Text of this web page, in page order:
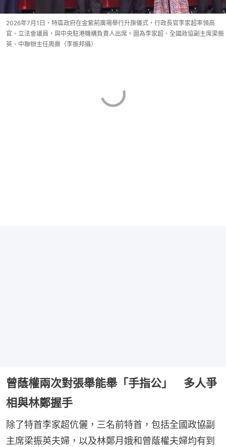
2026年7月1日，特區政府在金紫荊廣場舉行升旗儀式，行政長官李家超率領高
官、立法會議員，與中央駐港機構負責人出席。圖為李家超、全國政協副主席梁振
英、中聯辦主任周霽（李振邦攝）
曾蔭權兩次對張舉能舉「手指公」 多人爭
相與林鄭握手
除了特首李家超伉儷，三名前特首，包括全國政協副
主席梁振英夫婦，以及林鄭月娥和曾蔭權夫婦均有到